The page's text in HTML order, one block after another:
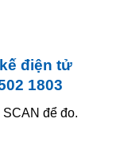
điện tử
1803
để đo.